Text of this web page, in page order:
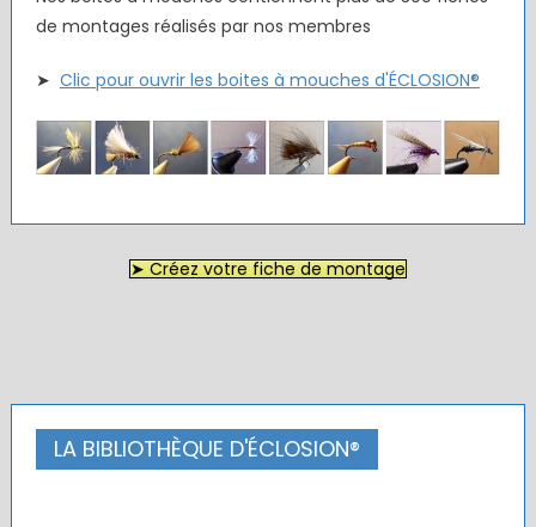
de montages réalisés par nos membres
➤ Clic pour ouvrir les boites à mouches d'ÉCLOSION®
➤ Créez votre fiche de montage
LA BIBLIOTHÈQUE D'ÉCLOSION®